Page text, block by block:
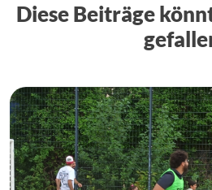
Diese Beiträge